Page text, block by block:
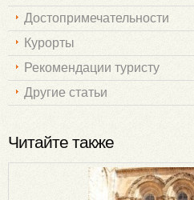
Достопримечательности
Курорты
Рекомендации туристу
Другие статьи
Читайте также